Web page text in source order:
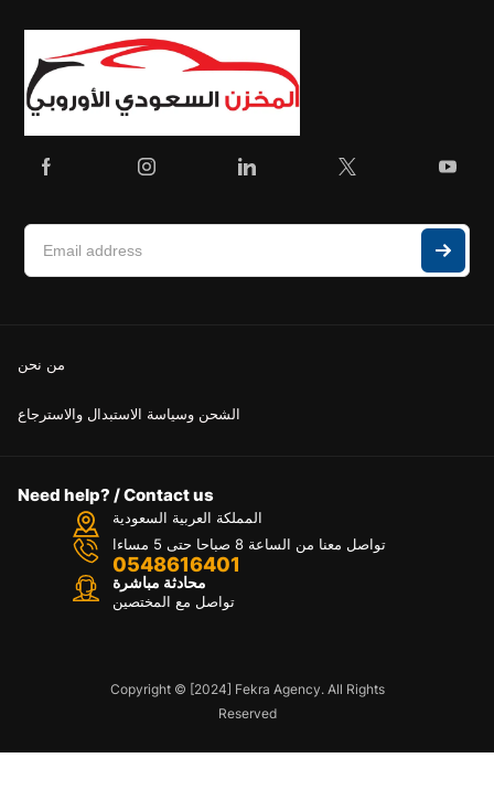
من نحن
الشحن وسياسة الاستبدال والاسترجاع
Need help? / Contact us
المملكة العربية السعودية
تواصل معنا من الساعة 8 صباحا حتى 5 مساءا
0548616401
محادثة مباشرة
تواصل مع المختصين
Copyright © [2024] Fekra Agency. All Rights
Reserved